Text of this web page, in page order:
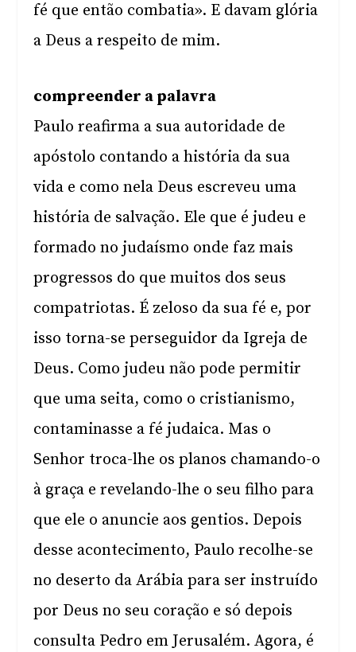
fé que então combatia». E davam glória
a Deus a respeito de mim.
compreender a palavra
Paulo reafirma a sua autoridade de
apóstolo contando a história da sua
vida e como nela Deus escreveu uma
história de salvação. Ele que é judeu e
formado no judaísmo onde faz mais
progressos do que muitos dos seus
compatriotas. É zeloso da sua fé e, por
isso torna-se perseguidor da Igreja de
Deus. Como judeu não pode permitir
que uma seita, como o cristianismo,
contaminasse a fé judaica. Mas o
Senhor troca-lhe os planos chamando-o
à graça e revelando-lhe o seu filho para
que ele o anuncie aos gentios. Depois
desse acontecimento, Paulo recolhe-se
no deserto da Arábia para ser instruído
por Deus no seu coração e só depois
consulta Pedro em Jerusalém. Agora, é